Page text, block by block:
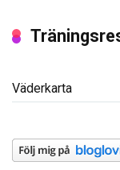
Väderkarta